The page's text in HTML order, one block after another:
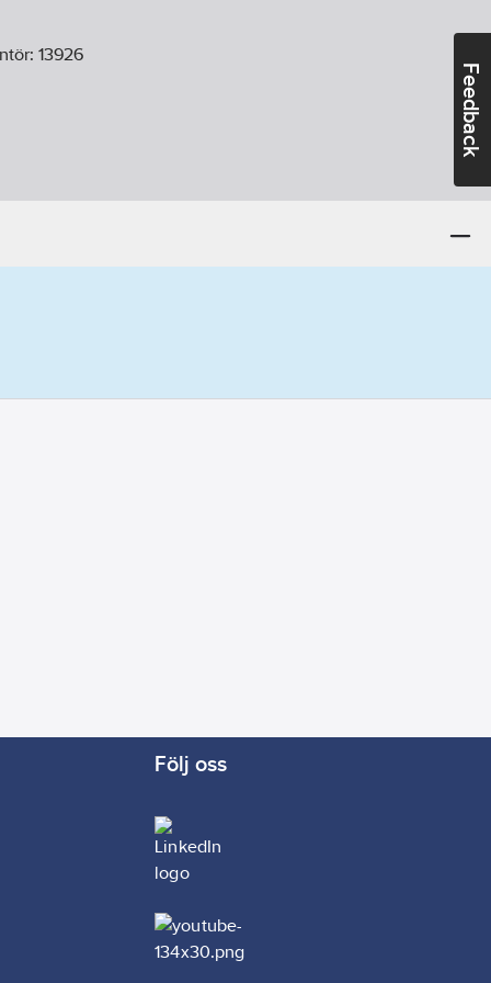
Feedback
13926
Följ oss